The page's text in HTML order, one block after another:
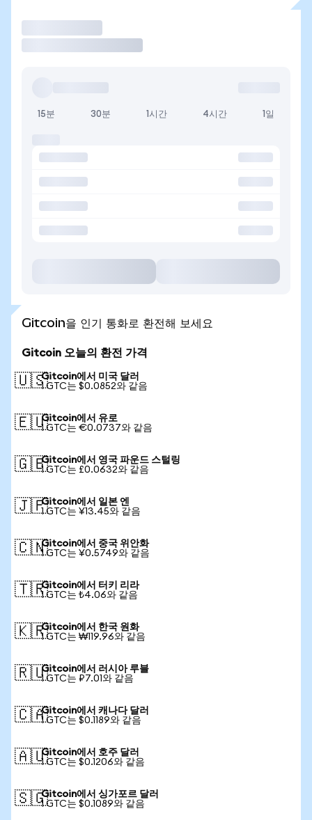
15분 30분 1시간 4시간 1일
Gitcoin을 인기 통화로 환전해 보세요
Gitcoin 오늘의 환전 가격
🇺🇸Gitcoin에서 미국 달러
1 GTC는 $0.0852와 같음
🇪🇺Gitcoin에서 유로
1 GTC는 €0.0737와 같음
🇬🇧Gitcoin에서 영국 파운드 스털링
1 GTC는 £0.0632와 같음
🇯🇵Gitcoin에서 일본 엔
1 GTC는 ¥13.45와 같음
🇨🇳Gitcoin에서 중국 위안화
1 GTC는 ¥0.5749와 같음
🇹🇷Gitcoin에서 터키 리라
1 GTC는 ₺4.06와 같음
🇰🇷Gitcoin에서 한국 원화
1 GTC는 ₩119.96와 같음
🇷🇺Gitcoin에서 러시아 루블
1 GTC는 ₽7.01와 같음
🇨🇦Gitcoin에서 캐나다 달러
1 GTC는 $0.1189와 같음
🇦🇺Gitcoin에서 호주 달러
1 GTC는 $0.1206와 같음
🇸🇬Gitcoin에서 싱가포르 달러
1 GTC는 $0.1089와 같음